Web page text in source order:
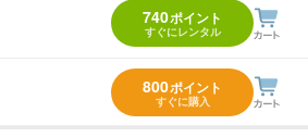
740ポイント
すぐにレンタル
800ポイント
すぐに購入